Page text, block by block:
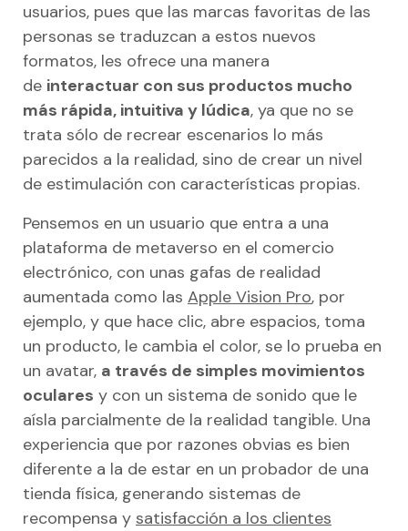
usuarios, pues que las marcas favoritas de las
personas se traduzcan a estos nuevos
formatos, les ofrece una manera
de interactuar con sus productos mucho
más rápida, intuitiva y lúdica, ya que no se
trata sólo de recrear escenarios lo más
parecidos a la realidad, sino de crear un nivel
de estimulación con características propias.
Pensemos en un usuario que entra a una
plataforma de metaverso en el comercio
electrónico, con unas gafas de realidad
aumentada como las Apple Vision Pro, por
ejemplo, y que hace clic, abre espacios, toma
un producto, le cambia el color, se lo prueba en
un avatar, a través de simples movimientos
oculares y con un sistema de sonido que le
aísla parcialmente de la realidad tangible. Una
experiencia que por razones obvias es bien
diferente a la de estar en un probador de una
tienda física, generando sistemas de
recompensa y satisfacción a los clientes